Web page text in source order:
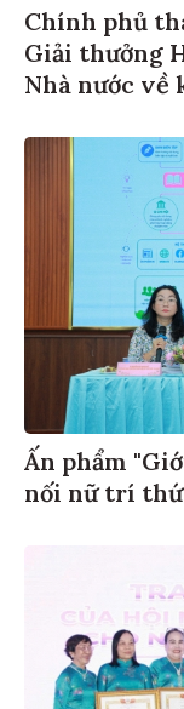
Chính phủ
Giải thưởng
Nhà nước về
Ấn phẩm
nối nữ trí